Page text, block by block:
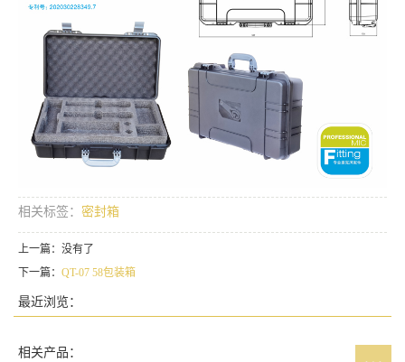
相关标签： 密封箱
上一篇：没有了
下一篇： QT-07 58包装箱
最近浏览：
相关产品：